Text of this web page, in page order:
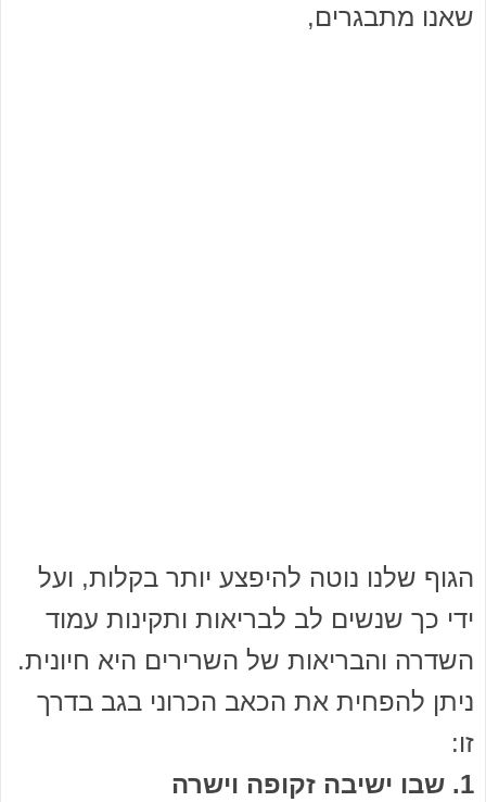
שאנו מתבגרים,
הגוף שלנו נוטה להיפצע יותר בקלות, ועל
ידי כך שנשים לב לבריאות ותקינות עמוד
השדרה והבריאות של השרירים היא חיונית.
ניתן להפחית את הכאב הכרוני בגב בדרך
זו:
1. שבו ישיבה זקופה וישרה